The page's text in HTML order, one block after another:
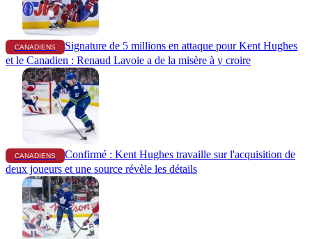
CANADIENS
Signature de 5 millions en attaque pour Kent Hughes
et le Canadien : Renaud Lavoie a de la misère à y croire
CANADIENS
Confirmé : Kent Hughes travaille sur l'acquisition de
deux joueurs et une source révèle les détails